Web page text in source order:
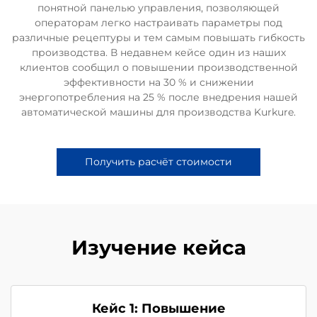
понятной панелью управления, позволяющей
операторам легко настраивать параметры под
различные рецептуры и тем самым повышать гибкость
производства. В недавнем кейсе один из наших
клиентов сообщил о повышении производственной
эффективности на 30 % и снижении
энергопотребления на 25 % после внедрения нашей
автоматической машины для производства Kurkure.
Получить расчёт стоимости
Изучение кейса
Кейс 1: Повышение